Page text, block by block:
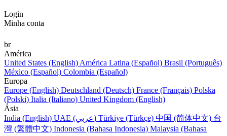
Login
Minha conta
br
América
United States (English) América Latina (Español) Brasil (Português)
México (Español) Colombia (Español)
Europa
Europe (English) Deutschland (Deutsch) France (Français) Polska
(Polski) Italia (Italiano) United Kingdom (English)
Ásia
India (English)
UAE (عربي) Türkiye (Türkçe) 中国 (简体中文) 台
灣 (繁體中文) Indonesia (Bahasa Indonesia) Malaysia (Bahasa